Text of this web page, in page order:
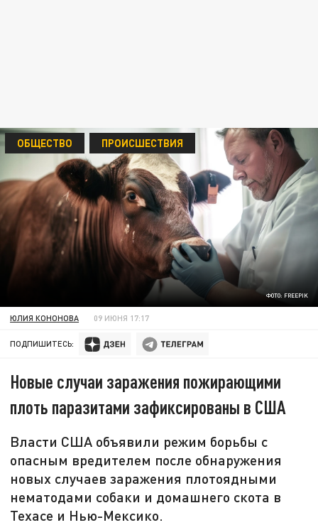
ФОТО: FREEPIK
ОБЩЕСТВО ПРОИСШЕСТВИЯ
ЮЛИЯ КОНОНОВА 09 ИЮНЯ 17:17
ПОДПИШИТЕСЬ:
Новые случаи заражения пожирающими
плоть паразитами зафиксированы в США
Власти США объявили режим борьбы с
опасным вредителем после обнаружения
новых случаев заражения плотоядными
нематодами собаки и домашнего скота в
Техасе и Нью-Мексико.